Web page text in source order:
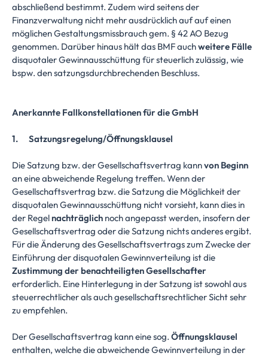
abschließend bestimmt. Zudem wird seitens der
Finanzverwaltung nicht mehr ausdrücklich auf auf einen
möglichen Gestaltungsmissbrauch gem. § 42 AO Bezug
genommen. Darüber hinaus hält das BMF auchweitere Fälle
disquotaler Gewinnausschüttung für steuerlich zulässig, wie
bspw. den satzungsdurchbrechenden Beschluss.
Anerkannte Fallkonstellationen für die GmbH
1. Satzungsregelung/Öffnungsklausel
Die Satzung bzw. der Gesellschaftsvertrag kannvon Beginn
an eine abweichende Regelung treffen. Wenn der
Gesellschaftsvertrag bzw. die Satzung die Möglichkeit der
disquotalen Gewinnausschüttung nicht vorsieht, kann dies in
der Regelnachträglich noch angepasst werden, insofern der
Gesellschaftsvertrag oder die Satzung nichts anderes ergibt.
Für die Änderung des Gesellschaftsvertrags zum Zwecke der
Einführung der disquotalen Gewinnverteilung ist die
Zustimmung der benachteiligten Gesellschafter
erforderlich. Eine Hinterlegung in der Satzung ist sowohl aus
steuerrechtlicher als auch gesellschaftsrechtlicher Sicht sehr
zu empfehlen.
Der Gesellschaftsvertrag kann eine sog. Öffnungsklausel
enthalten, welche die abweichende Gewinnverteilung in der